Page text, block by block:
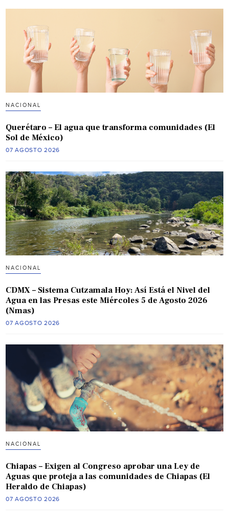
NACIONAL
Querétaro – El agua que transforma comunidades (El
Sol de México)
07 AGOSTO 2026
NACIONAL
CDMX – Sistema Cutzamala Hoy: Así Está el Nivel del
Agua en las Presas este Miércoles 5 de Agosto 2026
(Nmas)
07 AGOSTO 2026
NACIONAL
Chiapas – Exigen al Congreso aprobar una Ley de
Aguas que proteja a las comunidades de Chiapas (El
Heraldo de Chiapas)
07 AGOSTO 2026